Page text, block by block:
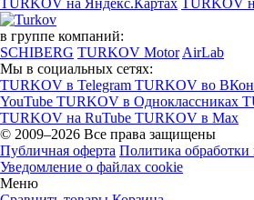
в группе компаний:
SCHIBERG TURKOV Motor AirLab
Мы в социальных сетях:
TURKOV в Telegram TURKOV во
YouTube TURKOV в Одноклассниках
TURKOV на RuTube TURKOV в Max
© 2009–2026 Все права защищены
Публичная оферта Политика
Уведомление о файлах cookie
Меню